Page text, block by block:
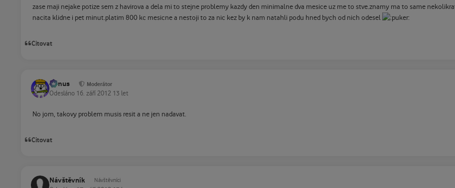
zase maji nejake potize sem z havirova a dela mi to stejne problemy kazdy den minimalne dva mesice uz me to stve.znamy ma to same
nacita klidne i pet minut.platim 800 kc mesicne a nestoji to za nic kez by k nam natahli podu hned bych od nich odesel
Citovat
tomus Moderátor
Odesláno 16. září 2012 13 let
No jom, takovy problem musis resit a ne jen nadavat.
Citovat
Návštěvník Návštěvníci